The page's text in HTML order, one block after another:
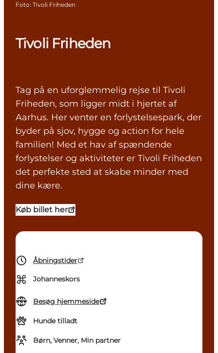
Tivoli Friheden
Tag på en uforglemmelig rejse til Tivoli
Friheden, som ligger midt i hjertet af
Aarhus. Her venter en forlystelsespark, der
byder på sjov, hygge og action for hele
familien! Med et hav af spændende
forlystelser og aktiviteter er Tivoli Friheden
det perfekte sted at skabe minder med
dine kære.
Køb billet her
Åbningstider
⌘ Johanneskors
Besøg hjemmeside
Hunde tilladt
Børn, Venner, Min partner
Foto: Tivoli Friheden